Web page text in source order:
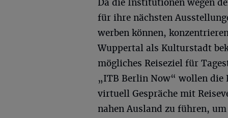
Da die Institutionen wegen
für ihre nächsten
werben können,
Wuppertal als Kulturstadt
mögliches Reiseziel für
„ITB Berlin Now“ wollen die
virtuell Gespräche mit
nahen Ausland zu führen,